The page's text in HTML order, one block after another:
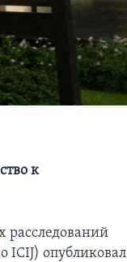
к
расследований
ICIJ) опубликовал